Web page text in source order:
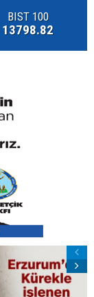
BIST 100
13798.82